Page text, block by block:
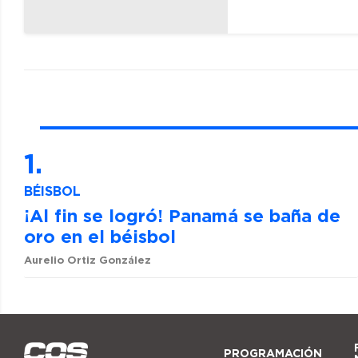
BÉISBOL
¡Al fin se logró! Panamá se baña de
oro en el béisbol
Aurelio Ortiz González
PROGRAMACIÓN